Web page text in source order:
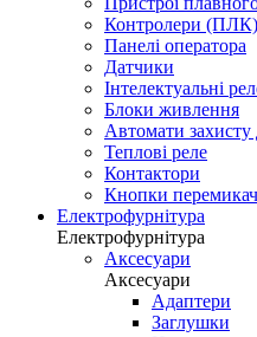
Контролери (ПЛК)
Панелі оператора
Датчики
Інтелектуальні
Блоки живлення
Автомати захисту
Теплові реле
Контактори
Кнопки
Електрофурнітура
Електрофурнітура
Аксесуари
Аксесуари
Адаптери
Заглушки